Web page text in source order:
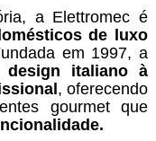
a Elettromec é
de luxo
em 1997, a
design italiano à
, oferecendo
gourmet que